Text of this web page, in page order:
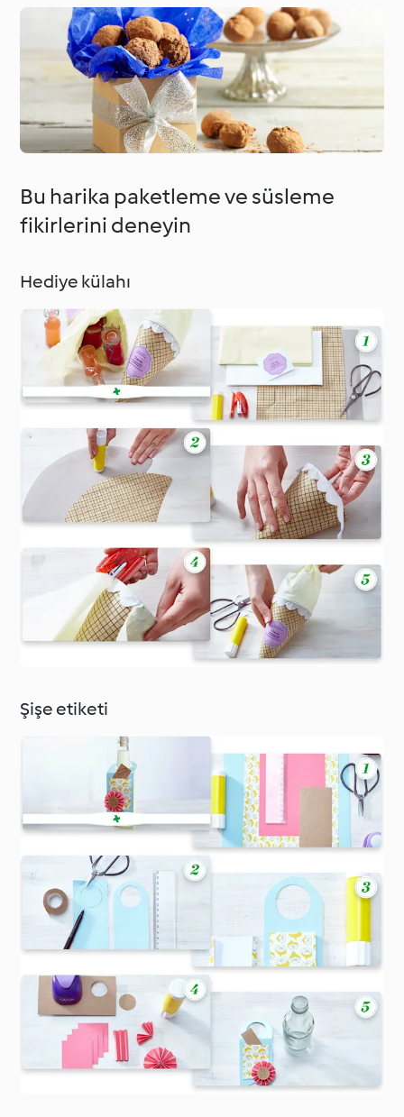
Bu harika paketleme ve süsleme
fikirlerini deneyin
Hediye külahı
Şişe etiketi